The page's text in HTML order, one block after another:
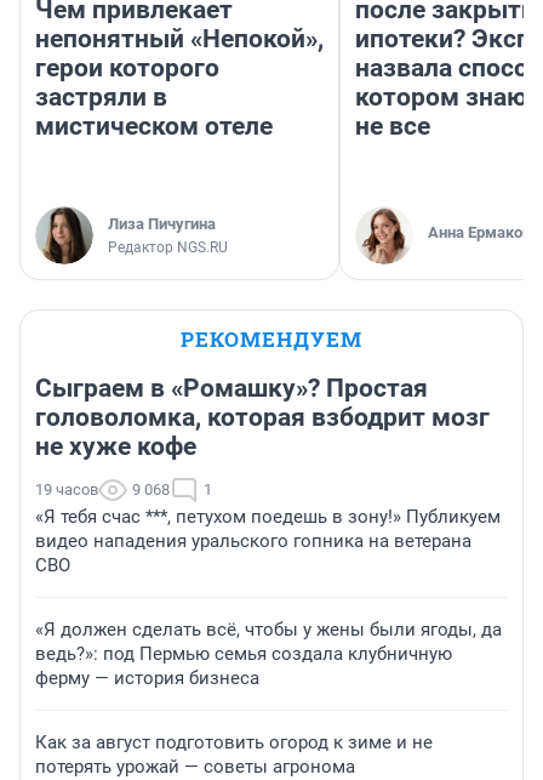
Чем привлекает
непонятный «Непокой»,
герои которого
застряли в
мистическом отеле
Лиза Пичугина
Редактор NGS.RU
после
ипотеки?
назвала
котором
не все
Анна Ермакова
РЕКОМЕНДУЕМ
Сыграем в «Ромашку»? Простая
головоломка, которая взбодрит мозг
не хуже кофе
19 часов 9 068 1
«Я тебя счас ***, петухом поедешь в зону!» Публикуем
видео нападения уральского гопника на ветерана
СВО
«Я должен сделать всё, чтобы у жены были ягоды, да
ведь?»: под Пермью семья создала клубничную
ферму — история бизнеса
Как за август подготовить огород к зиме и не
потерять урожай — советы агронома